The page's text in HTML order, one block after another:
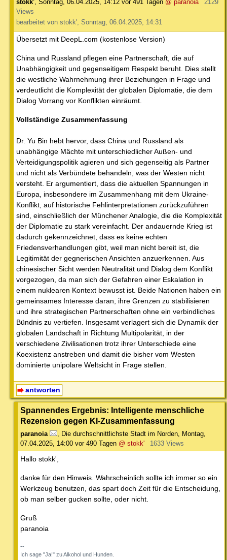
stokk', Sonntag, 06.04.2025, 14:12 vor 491 Tagen @ paranoia
2129
Views
bearbeitet von stokk', Sonntag, 06.04.2025, 14:31
Übersetzt mit DeepL.com (kostenlose Version)
China und Russland pflegen eine Partnerschaft, die auf
Unabhängigkeit und gegenseitigem Respekt beruht. Dies stellt
die westliche Wahrnehmung ihrer Beziehungen in Frage und
verdeutlicht die Komplexität der globalen Diplomatie, die dem
Dialog Vorrang vor Konflikten einräumt.
Vollständige Zusammenfassung
Dr. Yu Bin hebt hervor, dass China und Russland als
unabhängige Mächte mit unterschiedlicher Außen- und
Verteidigungspolitik agieren und sich gegenseitig als Partner
und nicht als Verbündete behandeln, was der Westen nicht
versteht. Er argumentiert, dass die aktuellen Spannungen in
Europa, insbesondere im Zusammenhang mit dem Ukraine-
Konflikt, auf historische Fehlinterpretationen zurückzuführen
sind, einschließlich der Münchener Analogie, die die Komplexität
der Diplomatie zu stark vereinfacht. Der andauernde Krieg ist
dadurch gekennzeichnet, dass es keine echten
Friedensverhandlungen gibt, weil man nicht bereit ist, die
Legitimität der gegnerischen Ansichten anzuerkennen. Aus
chinesischer Sicht werden Neutralität und Dialog dem Konflikt
vorgezogen, da man sich der Gefahren einer Eskalation in
einem nuklearen Kontext bewusst ist. Beide Nationen haben ein
gemeinsames Interesse daran, ihre Grenzen zu stabilisieren
und ihre strategischen Partnerschaften ohne ein verbindliches
Bündnis zu vertiefen. Insgesamt verlagert sich die Dynamik der
globalen Landschaft in Richtung Multipolarität, in der
verschiedene Zivilisationen trotz ihrer Unterschiede eine
Koexistenz anstreben und damit die bisher vom Westen
dominierte unipolare Weltsicht in Frage stellen.
antworten
Spannendes Ergebnis: Intelligente menschliche
Rezension gegen KI-Zusammenfassung
paranoia Die durchschnittlichste Stadt im Norden
Montag,
07.04.2025, 14:00 vor 490 Tagen @ stokk' 1633 Views
Hallo stokk',
danke für den Hinweis. Wahrscheinlich sollte ich immer so ein
Werkzeug benutzen, das spart doch Zeit für die Entscheidung,
ob man selber gucken sollte, oder nicht.
Gruß
paranoia
--
Ich sage "Ja!" zu Alkohol und Hunden.